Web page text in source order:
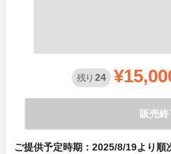
残り 24
販売終
ご提供予定時期：2025/8/19より順